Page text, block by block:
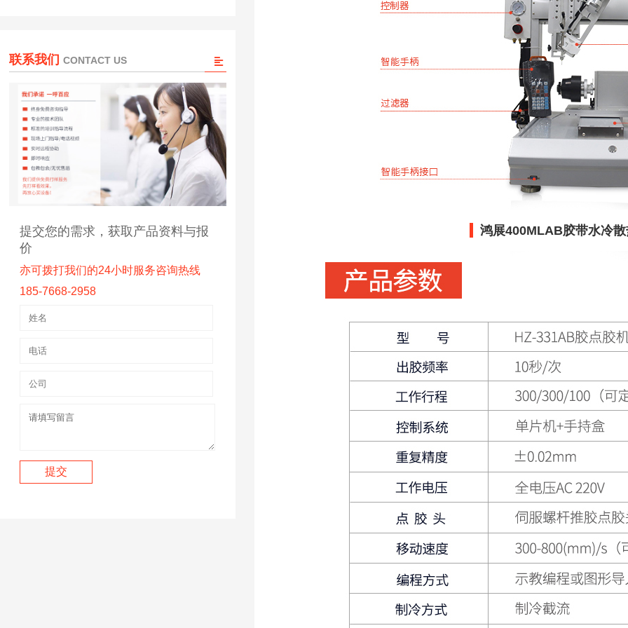
鸿展400MLAB胶带水冷
联系我们 CONTACT US
提交您的需求，获取产品资料与报
价
亦可拨打我们的24小时服务咨询热线
185-7668-2958